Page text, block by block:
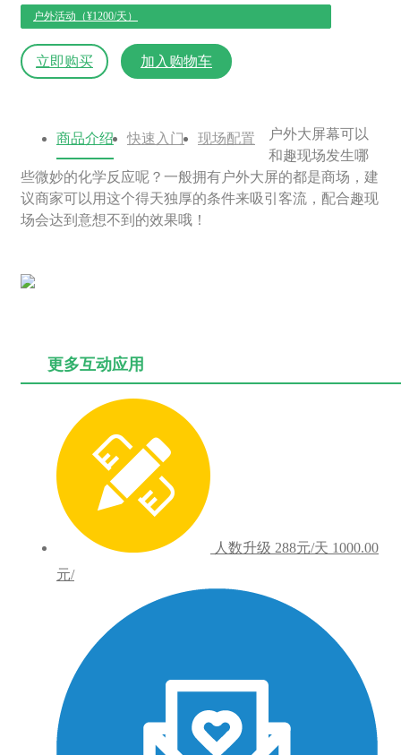
户外活动（¥1200/天）
立即购买 加入购物车
商品介绍 快速入门 现场配置
户外大屏幕可以
和趣现场发生哪
些微妙的化学反应呢？一般拥有户外大屏的都是商场，建
议商家可以用这个得天独厚的条件来吸引客流，配合趣现
场会达到意想不到的效果哦！
更多互动应用
人数升级 288元/天 1000.00
元/